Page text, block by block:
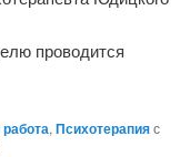
проводится
, Психотерапияс